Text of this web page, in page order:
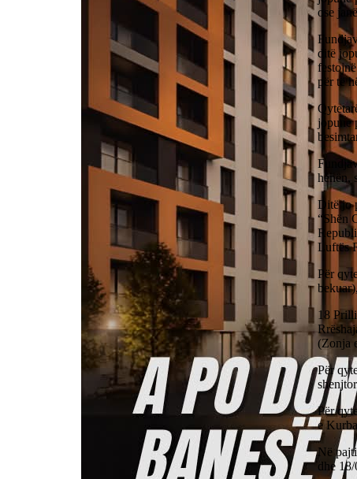
ose
ditë
për të
jopune
hënën,
Ditë jo
“Shën
Luftës
Për
bekuar),
18
(Zonja
Për
Për
e
Në
dhe